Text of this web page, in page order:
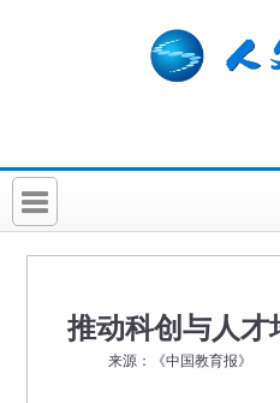
首 页
推动科创与人才
来源：《中国教育报》